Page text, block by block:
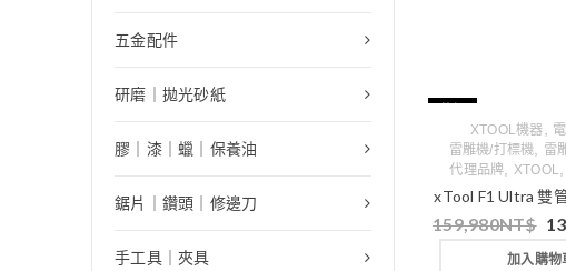
五金配件
研磨｜拋光砂紙
膠｜漆｜蠟｜保養油
鋸片｜鑽頭｜修邊刀
手工具｜夾具
XTOOL機器
雷雕機/打標機 雷
代理品牌 XTOOL
xTool F1 Ultra 雙
159,980NT$
加入購物